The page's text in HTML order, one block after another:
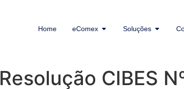
Home eComex Soluções
Resolução CIBES